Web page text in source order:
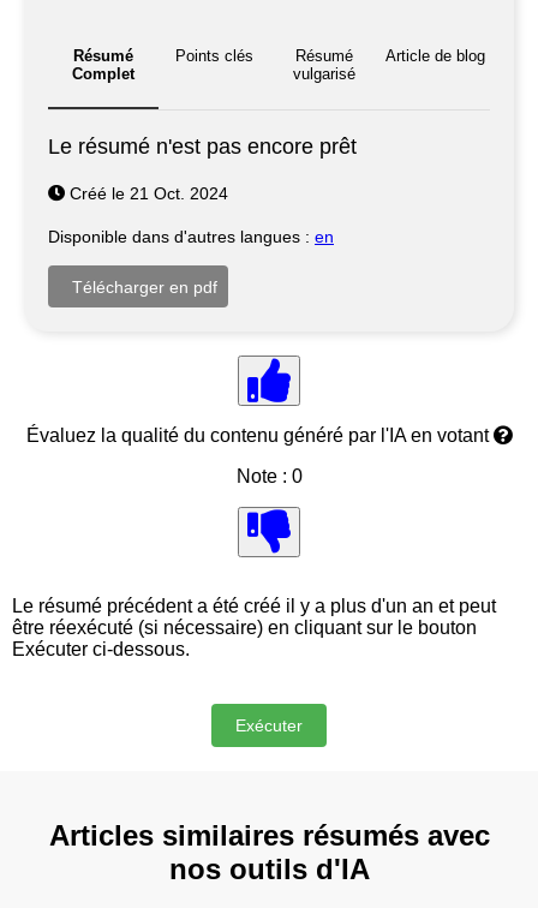
Résumé
Complet
Points clés
Résumé
vulgarisé
Article de blog
Le résumé n'est pas encore prêt
Créé le 21 Oct. 2024
Disponible dans d'autres langues : en
Évaluez la qualité du contenu généré par l'IA en votant
Note : 0
Le résumé précédent a été créé il y a plus d'un an et peut
être réexécuté (si nécessaire) en cliquant sur le bouton
Exécuter ci-dessous.
Articles similaires résumés avec
nos outils d'IA